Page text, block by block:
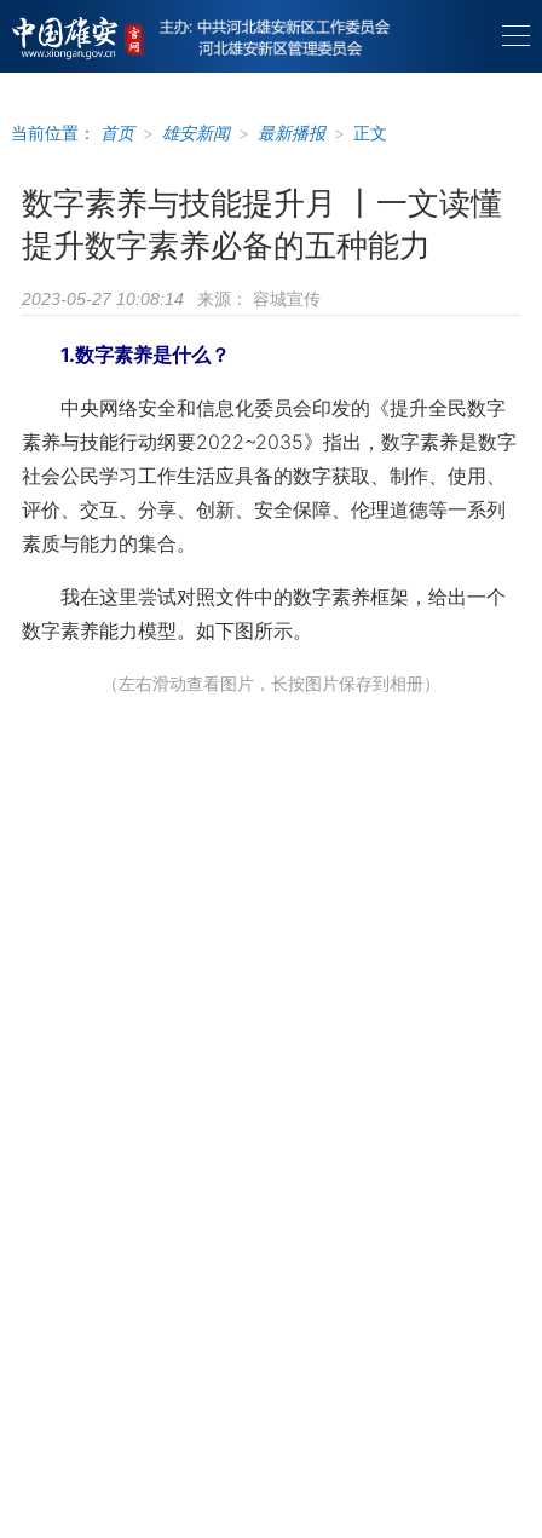
当前位置： 首页 > 雄安新闻 > 最新播报 > 正文
数字素养与技能提升月 丨一文读懂
提升数字素养必备的五种能力
2023-05-27 10:08:14 来源： 容城宣传
1.数字素养是什么？
中央网络安全和信息化委员会印发的《提升全民数字
素养与技能行动纲要2022~2035》指出，数字素养是数字
社会公民学习工作生活应具备的数字获取、制作、使用、
评价、交互、分享、创新、安全保障、伦理道德等一系列
素质与能力的集合。
我在这里尝试对照文件中的数字素养框架，给出一个
数字素养能力模型。如下图所示。
（左右滑动查看图片，长按图片保存到相册）